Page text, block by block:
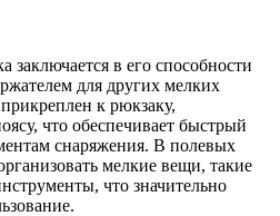
заключается в его способности
для других мелких
к рюкзаку,
что обеспечивает быстрый
снаряжения. В полевых
мелкие вещи, такие
что значительно